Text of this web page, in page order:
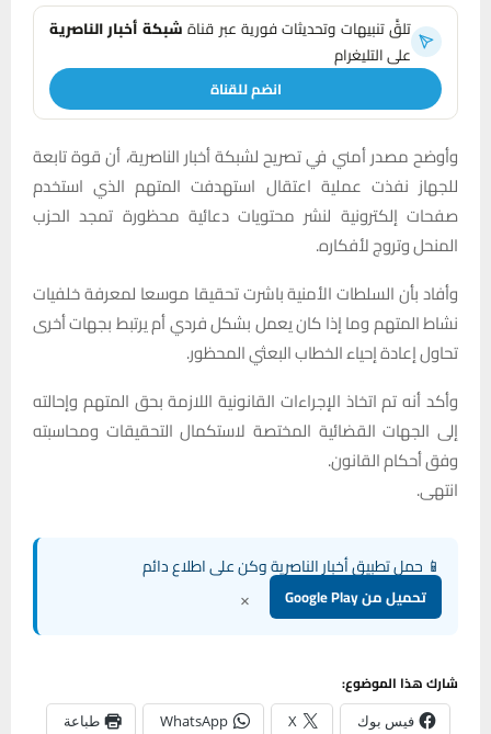
تلقَّ تنبيهات وتحديثات فورية عبر قناةشبكة أخبار الناصرية
على التليغرام
انضم للقناة
وأوضح مصدر أمني في تصريح لشبكة أخبار الناصرية، أن قوة تابعة
للجهاز نفذت عملية اعتقال استهدفت المتهم الذي استخدم
صفحات إلكترونية لنشر محتويات دعائية محظورة تمجد الحزب
المنحل وتروج لأفكاره.
وأفاد بأن السلطات الأمنية باشرت تحقيقا موسعا لمعرفة خلفيات
نشاط المتهم وما إذا كان يعمل بشكل فردي أم يرتبط بجهات أخرى
تحاول إعادة إحياء الخطاب البعثي المحظور.
وأكد أنه تم اتخاذ الإجراءات القانونية اللازمة بحق المتهم وإحالته
إلى الجهات القضائية المختصة لاستكمال التحقيقات ومحاسبته
وفق أحكام القانون.
انتهى.
📱 حمل تطبيق أخبار الناصرية وكن على اطلاع دائم
تحميل من Google Play ×
شارك هذا الموضوع:
فيس بوك X
WhatsApp طباعة